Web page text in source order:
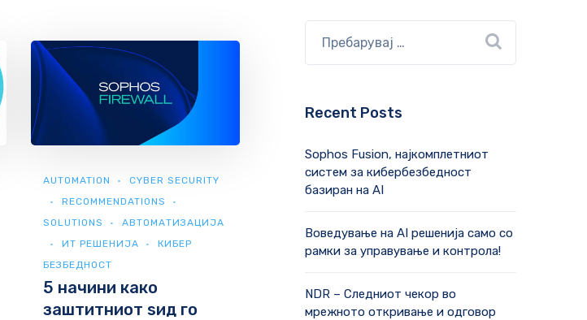
AUTOMATION
CYBER SECURITY
RECOMMENDATIONS
SOLUTIONS
АВТОМАТИЗАЦИЈА
ИТ РЕШЕНИЈА
КИБЕР
БЕЗБЕДНОСТ
5 начини како
заштитниот ѕид го
Recent Posts
Sophos Fusion, најкомплетниот
систем за кибербезбедност
базиран на AI
Воведување на AI решенија само со
рамки за управување и контрола!
NDR – Следниот чекор во
мрежното откривање и одговор